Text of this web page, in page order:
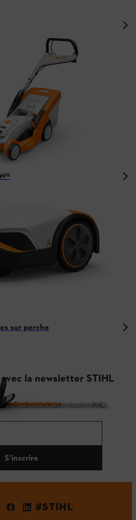
sur perche
la newsletter STIHL
S'inscrire
#STIHL